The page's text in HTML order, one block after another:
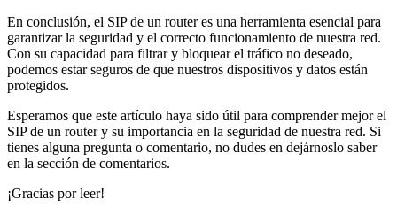
En conclusión, el SIP de un router es una herramienta esencial para
garantizar la seguridad y el correcto funcionamiento de nuestra red.
Con su capacidad para filtrar y bloquear el tráfico no deseado,
podemos estar seguros de que nuestros dispositivos y datos están
protegidos.
Esperamos que este artículo haya sido útil para comprender mejor el
SIP de un router y su importancia en la seguridad de nuestra red. Si
tienes alguna pregunta o comentario, no dudes en dejárnoslo saber
en la sección de comentarios.
¡Gracias por leer!